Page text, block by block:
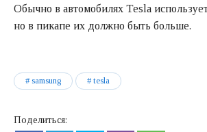
Обычно в автомобилях Tesla
но в пикапе их должно быть больше.
samsung tesla
Поделиться: